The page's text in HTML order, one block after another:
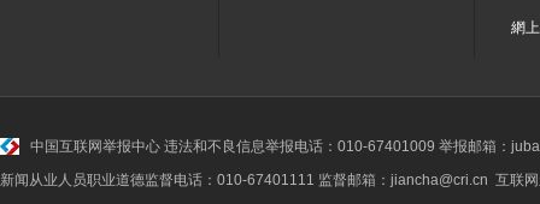
網
中国互联网举报中心 违法和不良信息举报电话：010-67401009 举报邮箱：
新闻从业人员职业道德监督电话：010-67401111 监督邮箱：jiancha@cri.cn 互联